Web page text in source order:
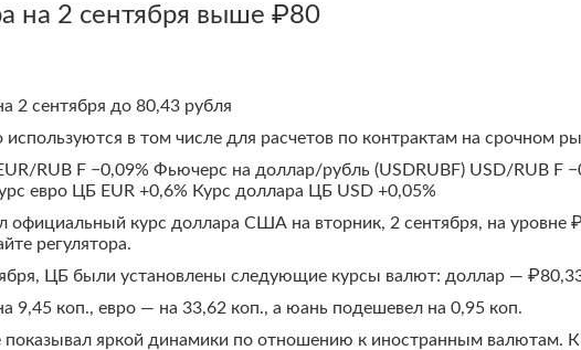
на 2 сентября выше ₽80
2 сентября до 80,43 рубля
в том числе для расчетов по контрактам на срочном
RUB F −0,09% Фьючерс на доллар/рубль (USDRUBF) USD/RUB F
евро ЦБ EUR +0,6% Курс доллара ЦБ USD +0,05%
официальный курс доллара США на вторник, 2 сентября, на
регулятора.
ЦБ были установлены следующие курсы валют: доллар —
9,45 коп., евро — на 33,62 коп., а юань подешевел на 0,95 коп.
показывал яркой динамики по отношению к иностранным валютам.